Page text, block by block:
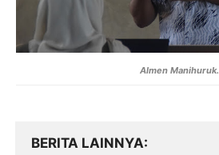
Almen Manihuruk.
BERITA LAINNYA